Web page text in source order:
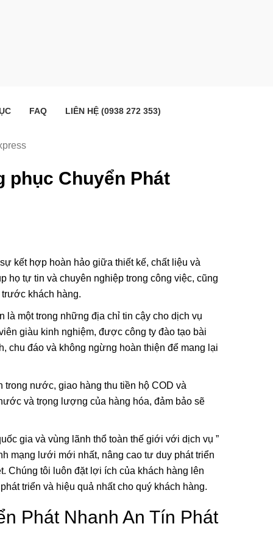
phục Chuyển Phát
kết hợp hoàn hảo giữa thiết kế, chất liệu và
họ tự tin và chuyên nghiệp trong công việc, cũng
khách hàng.
một trong những địa chỉ tin cậy cho dịch vụ
giàu kinh nghiệm, được công ty đào tạo bài
chu đáo và không ngừng hoàn thiện để mang lại
trong nước, giao hàng thu tiền hộ COD và
và trọng lượng của hàng hóa, đảm bảo sẽ
gia và vùng lãnh thổ toàn thế giới với dịch vụ ”
mạng lưới mới nhất, nâng cao tư duy phát triển
Chúng tôi luôn đặt lợi ích của khách hàng lên
triển và hiệu quả nhất cho quý khách hàng.
Phát Nhanh An Tín Phát
Họa Vô
Lá Cờ Thêu Mini – Patch Ủi
Quốc Kỳ Việt Nam Đẹp, Sắc
Nét
26/06/2025
FAQ LIÊN HỆ (0938 272 353)